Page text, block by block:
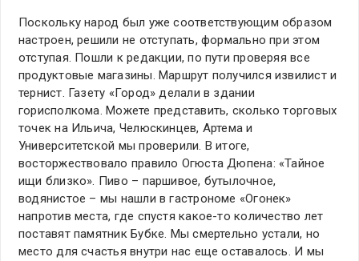
Поскольку народ был уже соответствующим образом
настроен, решили не отступать, формально при этом
отступая. Пошли к редакции, по пути проверяя все
продуктовые магазины. Маршрут получился извилист и
тернист. Газету «Город» делали в здании
горисполкома. Можете представить, сколько торговых
точек на Ильича, Челюскинцев, Артема и
Университетской мы проверили. В итоге,
восторжествовало правило Огюста Дюпена: «Тайное
ищи близко». Пиво – паршивое, бутылочное,
водянистое – мы нашли в гастрономе «Огонек»
напротив места, где спустя какое-то количество лет
поставят памятник Бубке. Мы смертельно устали, но
место для счастья внутри нас еще оставалось. И мы